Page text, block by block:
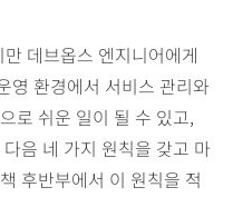
데브옵스 엔지니어에게
영 환경에서 서비스 관리와
로 쉬운 일이 될 수 있고,
음 네 가지 원칙을 갖고 마
후반부에서 이 원칙을 적